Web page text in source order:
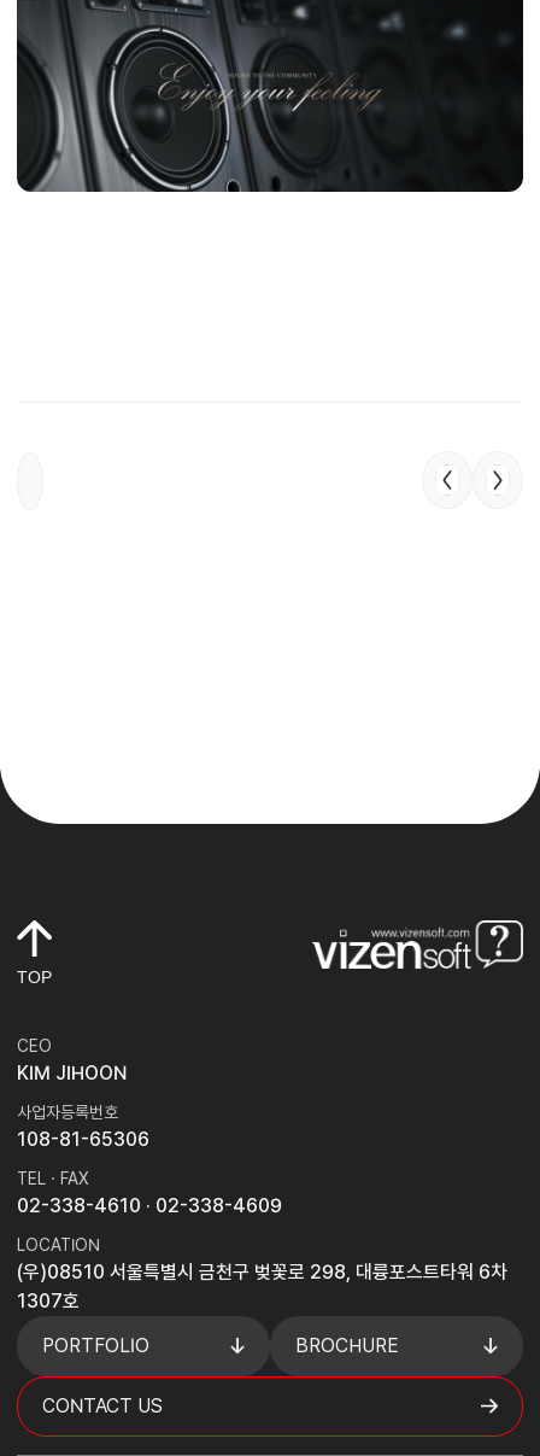
TOP
CEO
KIM JIHOON
사업자등록번호
108-81-65306
TEL · FAX
02-338-4610 · 02-338-4609
LOCATION
(우)08510 서울특별시 금천구 벚꽃로 298, 대륭포스트타워 6차
1307호
PORTFOLIO
BROCHURE
CONTACT US